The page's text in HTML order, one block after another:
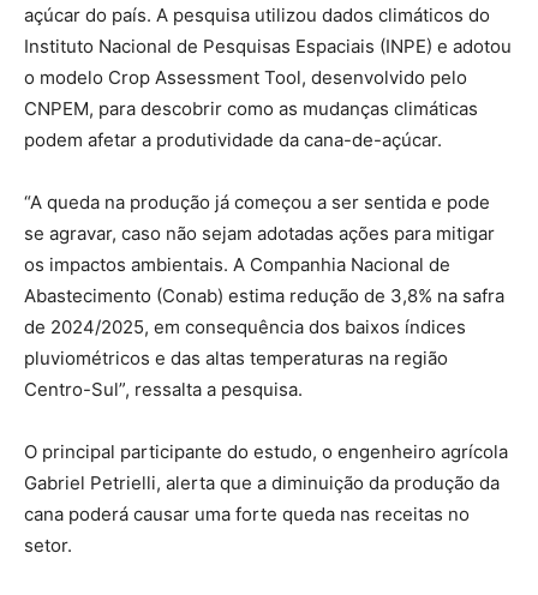
açúcar do país. A pesquisa utilizou dados climáticos do
Instituto Nacional de Pesquisas Espaciais (INPE) e adotou
o modelo Crop Assessment Tool, desenvolvido pelo
CNPEM, para descobrir como as mudanças climáticas
podem afetar a produtividade da cana-de-açúcar.
“A queda na produção já começou a ser sentida e pode
se agravar, caso não sejam adotadas ações para mitigar
os impactos ambientais. A Companhia Nacional de
Abastecimento (Conab) estima redução de 3,8% na safra
de 2024/2025, em consequência dos baixos índices
pluviométricos e das altas temperaturas na região
Centro-Sul”, ressalta a pesquisa.
O principal participante do estudo, o engenheiro agrícola
Gabriel Petrielli, alerta que a diminuição da produção da
cana poderá causar uma forte queda nas receitas no
setor.